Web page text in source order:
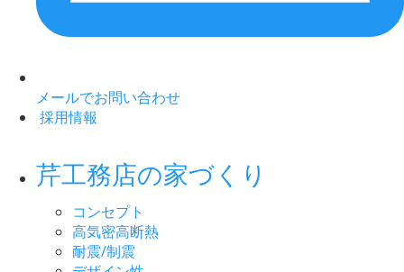
メールでお問い合わせ
採用情報
芹工務店の家づくり
コンセプト
高気密高断熱
耐震/制震